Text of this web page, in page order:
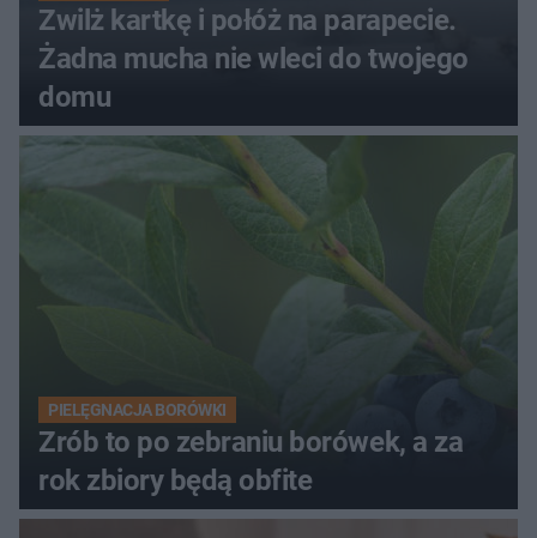
Zwilż kartkę i połóż na parapecie.
Żadna mucha nie wleci do twojego
domu
PIELĘGNACJA BORÓWKI
Zrób to po zebraniu borówek, a za
rok zbiory będą obfite